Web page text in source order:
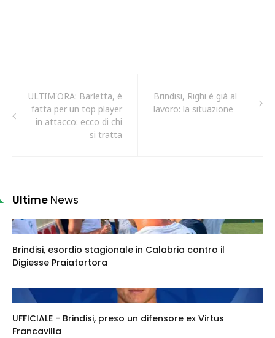
ULTIM'ORA: Barletta, è
fatta per un top player
in attacco: ecco di chi
si tratta
Brindisi, Righi è già al
lavoro: la situazione
Ultime News
Brindisi, esordio stagionale in Calabria contro il
Digiesse Praiatortora
UFFICIALE - Brindisi, preso un difensore ex Virtus
Francavilla